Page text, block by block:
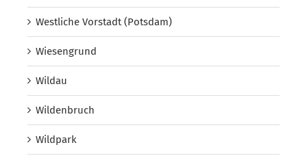
Westliche Vorstadt (Potsdam)
Wiesengrund
Wildau
Wildenbruch
Wildpark